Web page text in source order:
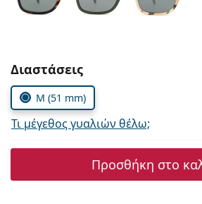
Συμπληρώστε τις
Διαστάσεις
M (51 mm)
Τι μέγεθος γυαλιών θέλω;
Προσθήκη στο